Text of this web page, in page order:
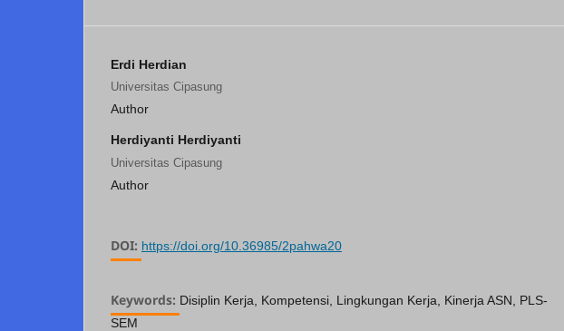
Erdi Herdian
Universitas Cipasung
Author
Herdiyanti Herdiyanti
Universitas Cipasung
Author
DOI: https://doi.org/10.36985/2pahwa20
Keywords: Disiplin Kerja, Kompetensi, Lingkungan Kerja, Kinerja ASN, PLS-
SEM